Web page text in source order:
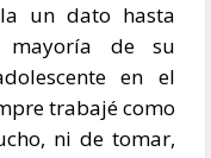
un dato hasta
mayoría de su
en el
trabajé como
ni de tomar,